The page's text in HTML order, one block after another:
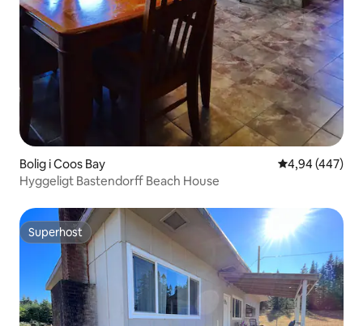
Bolig i Coos Bay 4,94 ud af 5 i
4,94 (447)
Hyggeligt Bastendorff Beach House
Superhost
Superhost